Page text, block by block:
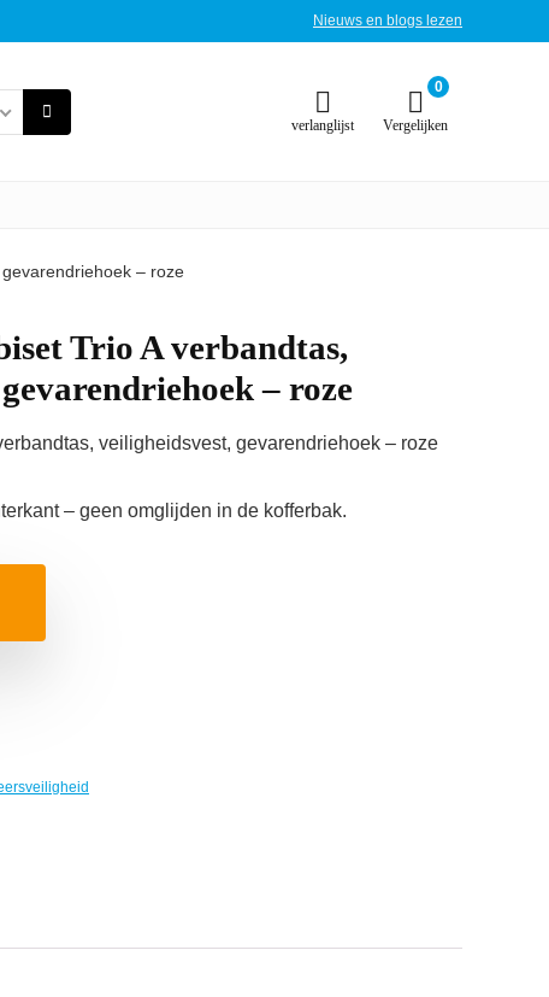
Nieuws en blogs lezen
verlanglijst
0
Vergelijken
– roze
Trio A verbandtas,
– roze
veiligheidsvest, gevarendriehoek – roze
– geen omglijden in de kofferbak.